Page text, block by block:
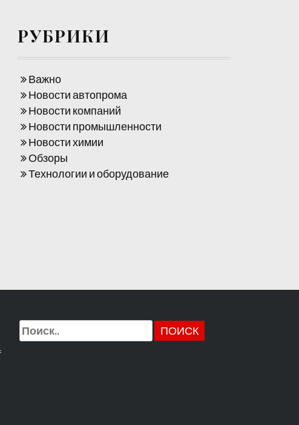
РУБРИКИ
Важно
Новости автопрома
Новости компаний
Новости промышленности
Новости химии
Обзоры
Технологии и оборудование